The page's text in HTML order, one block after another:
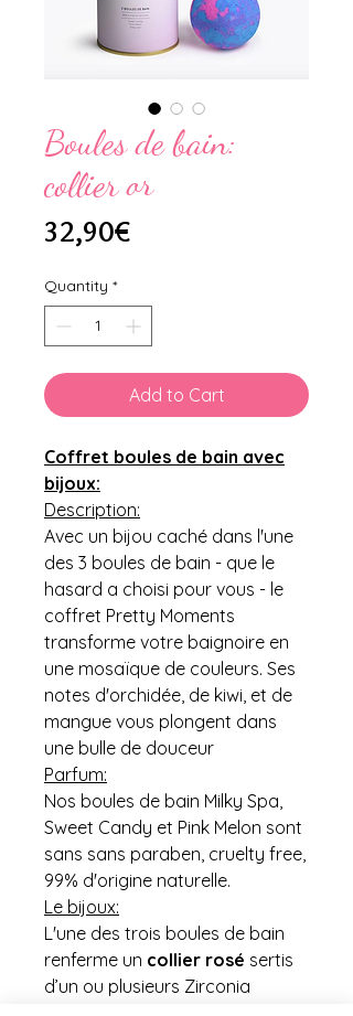
Boules de bain:
collier or
32,90€Price
Quantity *
Add to Cart
Coffret boules de bain avec
bijoux:
Description:
Avec un bijou caché dans l'une
des 3 boules de bain - que le
hasard a choisi pour vous - le
coffret Pretty Moments
transforme votre baignoire en
une mosaïque de couleurs. Ses
notes d'orchidée, de kiwi, et de
mangue vous plongent dans
une bulle de douceur
Parfum:
Nos boules de bain Milky Spa,
Sweet Candy et Pink Melon sont
sans sans paraben, cruelty free,
99% d'origine naturelle.
Le bijoux:
L'une des trois boules de bain
renferme un collier rosé sertis
d’un ou plusieurs Zirconia